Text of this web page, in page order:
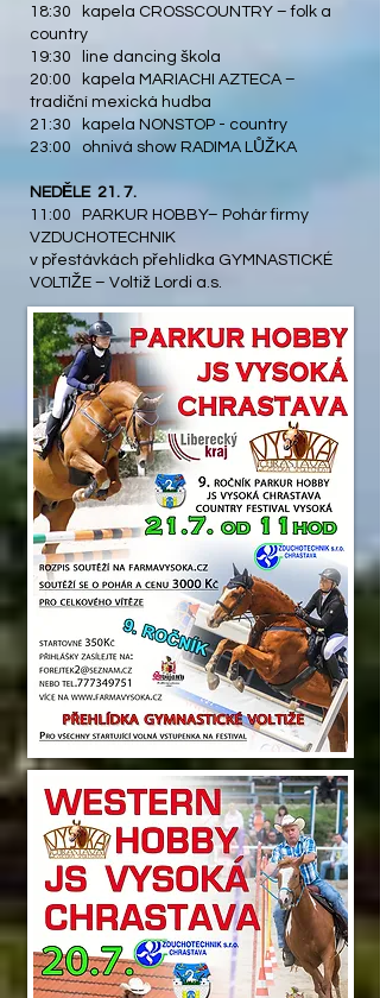
18:30 kapela CROSSCOUNTRY – folk a
country
19:30 line dancing škola
20:00 kapela MARIACHI AZTECA –
tradiční mexická hudba
21:30 kapela NONSTOP - country
23:00 ohnivá show RADIMA LŮŽKA
NEDĚLE 21. 7.
11:00 PARKUR HOBBY– Pohár firmy
VZDUCHOTECHNIK
v přestávkách přehlídka GYMNASTICKÉ
VOLTIŽE – Voltiž Lordi a.s.